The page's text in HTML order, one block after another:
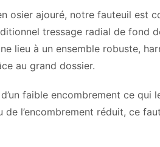
osier ajouré, notre fauteuil est
tressage radial de fond
lieu à un ensemble robuste,
au grand dossier.
faible encombrement ce qui
l’encombrement réduit, ce